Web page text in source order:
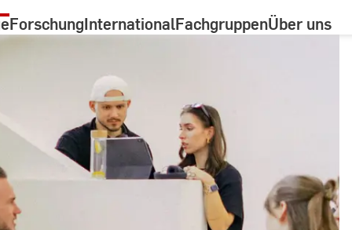
ForschungInternationalFachgruppenÜber uns